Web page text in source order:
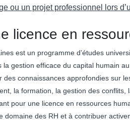
ou un projet professionnel lors
licence en
est un programme d’études
la gestion efficace du capital humain
des connaissances approfondies sur
la formation, la gestion des
pour une licence en ressources
domaine des RH et à contribuer